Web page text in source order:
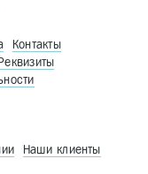
Контакты
Наши клиенты